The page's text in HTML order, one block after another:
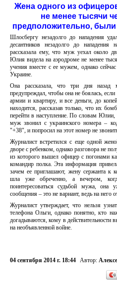
Жена одного из
не менее тысячи
предположительно,
Шлосбергу незадолго до нападения
десантников незадолго до
рассказала ему, что муж уехал около
Юлия видела на аэродроме не менее
учения вместе с ее мужем, однако
Украине.
Она рассказала, что три дня
предупреждал, чтобы она не боялась,
армии и квартиру, и все деньги, до
находится, рассказав только, что их
перейти в наступление. По словам Юлии,
муж звонил с украинского номера –
"+38", и попросил на этот номер не
Журналист встретился с еще одной
дворе с ребенком, однако разговора не
из которого вышел офицер с погонами
командир полка. Эта информация
зачем ее приглашают, жену сержанта
шла уже обреченно, а вечером,
поинтересоваться судьбой мужа,
сообщения – это не вариант, ведь на него
Журналист утверждает, что нельзя
телефона Ольги, однако понятно, кто
догадываются, кому в действительности
на необъявленной войне.
04 сентября 2014 г. 18:44 Автор: